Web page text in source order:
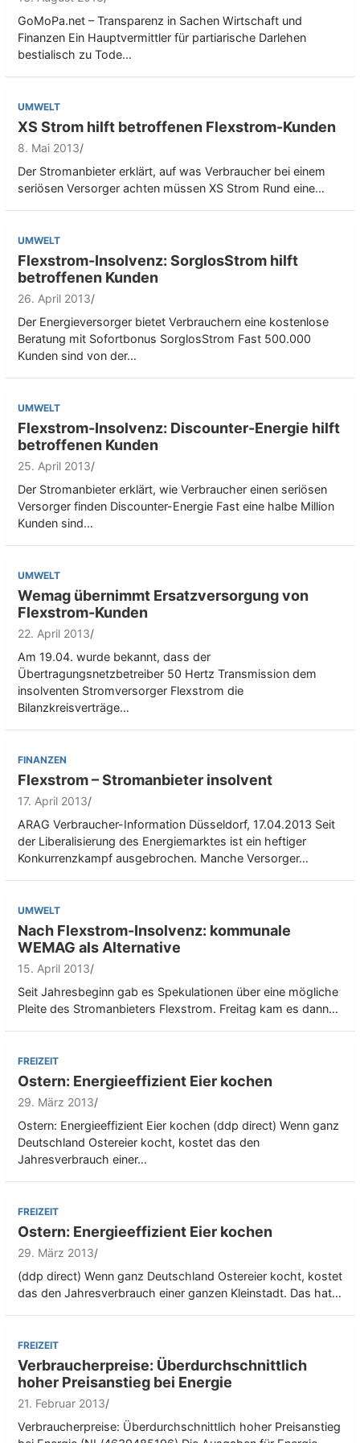
GoMoPa.net – Transparenz in Sachen Wirtschaft und
Finanzen Ein Hauptvermittler für partiarische Darlehen
bestialisch zu Tode…
UMWELT
XS Strom hilft betroffenen Flexstrom-Kunden
8. Mai 2013
Der Stromanbieter erklärt, auf was Verbraucher bei einem
seriösen Versorger achten müssen XS Strom Rund eine…
UMWELT
Flexstrom-Insolvenz: SorglosStrom hilft
betroffenen Kunden
26. April 2013
Der Energieversorger bietet Verbrauchern eine kostenlose
Beratung mit Sofortbonus SorglosStrom Fast 500.000
Kunden sind von der…
UMWELT
Flexstrom-Insolvenz: Discounter-Energie hilft
betroffenen Kunden
25. April 2013
Der Stromanbieter erklärt, wie Verbraucher einen seriösen
Versorger finden Discounter-Energie Fast eine halbe Million
Kunden sind…
UMWELT
Wemag übernimmt Ersatzversorgung von
Flexstrom-Kunden
22. April 2013
Am 19.04. wurde bekannt, dass der
Übertragungsnetzbetreiber 50 Hertz Transmission dem
insolventen Stromversorger Flexstrom die
Bilanzkreisverträge…
FINANZEN
Flexstrom – Stromanbieter insolvent
17. April 2013
ARAG Verbraucher-Information Düsseldorf, 17.04.2013 Seit
der Liberalisierung des Energiemarktes ist ein heftiger
Konkurrenzkampf ausgebrochen. Manche Versorger…
UMWELT
Nach Flexstrom-Insolvenz: kommunale
WEMAG als Alternative
15. April 2013
Seit Jahresbeginn gab es Spekulationen über eine mögliche
Pleite des Stromanbieters Flexstrom. Freitag kam es dann…
FREIZEIT
Ostern: Energieeffizient Eier kochen
29. März 2013
Ostern: Energieeffizient Eier kochen (ddp direct) Wenn ganz
Deutschland Ostereier kocht, kostet das den
Jahresverbrauch einer…
FREIZEIT
Ostern: Energieeffizient Eier kochen
29. März 2013
(ddp direct) Wenn ganz Deutschland Ostereier kocht, kostet
das den Jahresverbrauch einer ganzen Kleinstadt. Das hat…
FREIZEIT
Verbraucherpreise: Überdurchschnittlich
hoher Preisanstieg bei Energie
21. Februar 2013
Verbraucherpreise: Überdurchschnittlich hoher Preisanstieg